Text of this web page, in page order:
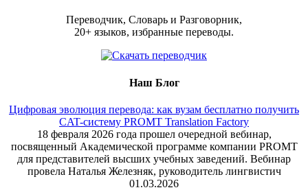
Переводчик, Словарь и Разговорник,
20+ языков, избранные переводы.
Наш Блог
Цифровая эволюция перевода: как вузам бесплатно получить
CAT-систему PROMT Translation Factory
18 февраля 2026 года прошел очередной вебинар,
посвященный Академической программе компании PROMT
для представителей высших учебных заведений. Вебинар
провела Наталья Железняк, руководитель лингвистич
01.03.2026